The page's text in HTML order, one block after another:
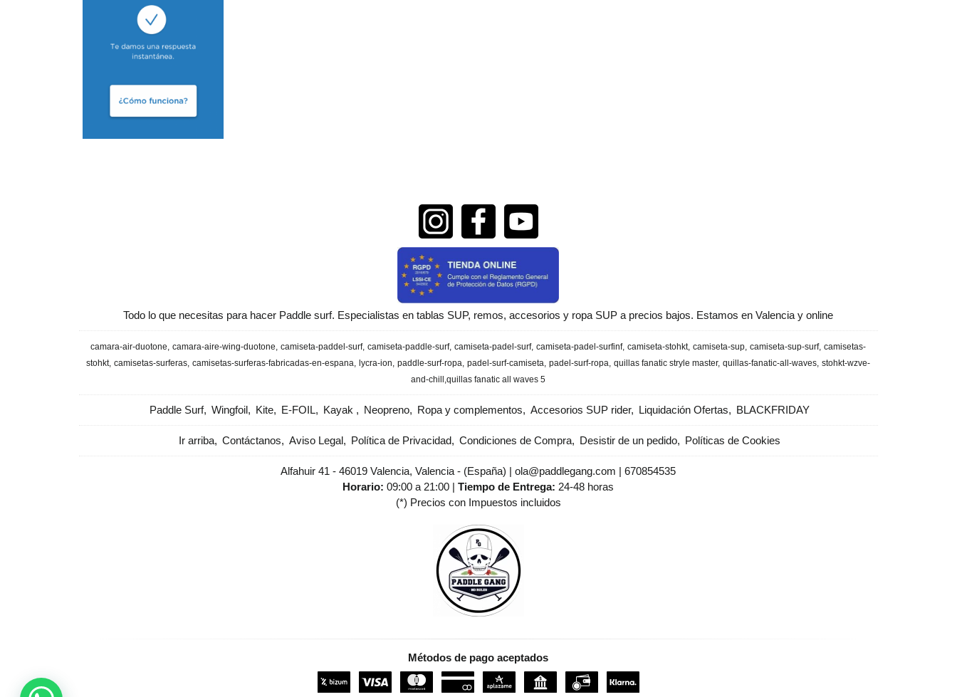
Todo lo que necesitas para hacer Paddle surf. Especialistas en tablas SUP, remos, accesorios y ropa SUP a precios bajos. Estamos en Valencia y online
camara-air-duotone camara-aire-wing-duotone camiseta-paddel-surf camiseta-paddle-surf camiseta-padel-surf camiseta-padel-surfinf camiseta-stohkt camiseta-sup camiseta-sup-surf camisetas-
stohkt camisetas-surferas camisetas-surferas-fabricadas-en-espana lycra-ion paddle-surf-ropa padel-surf-camiseta padel-surf-ropa quillas fanatic stryle master quillas-fanatic-all-waves stohkt-wzve-
and-chill
​quillas fanatic all waves 5
Paddle Surf Wingfoil Kite E-FOIL Kayak Neopreno Ropa y complementos Accesorios SUP rider Liquidación Ofertas BLACKFRIDAY
Ir arriba Contáctanos Aviso Legal Política de Privacidad Condiciones de Compra Desistir de un pedido Políticas de Cookies
Alfahuir 41 - 46019 Valencia, Valencia - (España) | ola@paddlegang.com |670854535
Horario:09:00 a 21:00 |Tiempo de Entrega: 24-48 horas
(*) Precios con Impuestos incluidos
Métodos de pago aceptados